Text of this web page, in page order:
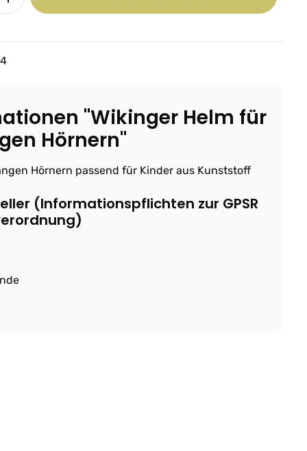
"Wikinger Helm für
Hörnern"
Hörnern passend für Kinder aus Kunststoff
(Informationspflichten zur GPSR